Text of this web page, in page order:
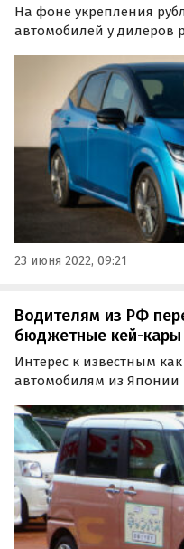
На фоне укрепления
автомобилей у дилеров
относительно России
23 июня 2022, 09:21
Водителям из РФ
бюджетные кей-кары
Интерес к известным
автомобилям из Японии
маневренность и